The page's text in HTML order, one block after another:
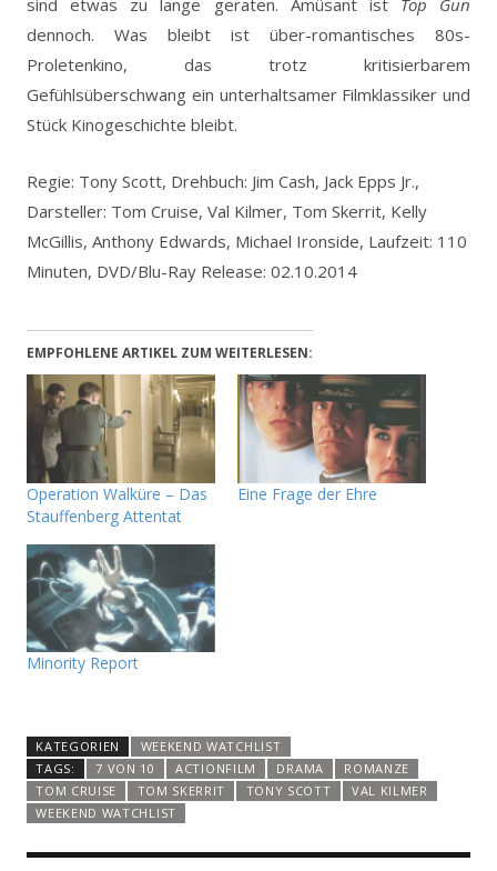
sind etwas zu lange geraten. Amüsant ist Top Gun
dennoch. Was bleibt ist über-romantisches 80s-
Proletenkino, das trotz kritisierbarem
Gefühlsüberschwang ein unterhaltsamer Filmklassiker und
Stück Kinogeschichte bleibt.
Regie: Tony Scott, Drehbuch: Jim Cash, Jack Epps Jr.,
Darsteller: Tom Cruise, Val Kilmer, Tom Skerrit, Kelly
McGillis, Anthony Edwards, Michael Ironside, Laufzeit: 110
Minuten, DVD/Blu-Ray Release: 02.10.2014
EMPFOHLENE ARTIKEL ZUM WEITERLESEN:
Operation Walküre – Das
Stauffenberg Attentat
Eine Frage der Ehre
Minority Report
KATEGORIEN
WEEKEND WATCHLIST
TAGS:
7 VON 10 ACTIONFILM DRAMA
ROMANZE
TOM CRUISE
TOM SKERRIT TONY SCOTT
VAL KILMER
WEEKEND WATCHLIST